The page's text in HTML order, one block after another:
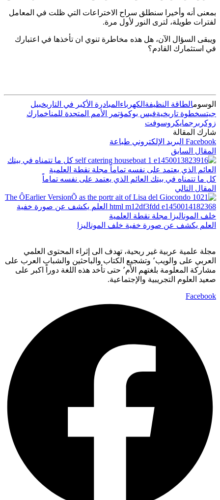
بمعنى أنه وأخيرا سنطلق سراح الاختراعات التي ظلت في المعامل
لفترات طويلة، لترى النور لأول مرة.
ويبقى السؤال الآن، هل هذه مخاطرة تنوي ان تأخذها في اعتبارك
في استثمارك القادم؟
الوسومالطاقة النظيفة الكهرباء المبادرة الأكبر في التاريخبيل
جيتسخطوة تاريخيةفيس بوكمؤتمر الأمم المتحدة للمناخمارك
زوكربرجمايكروسوفت
شارك المقالة
Facebook البريد الإلكتروني طباعة
المقال السابق
كل ما تتمناه في بيتك العائم الذي يعتمد على نفسه تماماً
المقال التالي
العلم يكشف عن صورة خفية خلف الموناليزا
مجلة علمية عربية غير ربحية، تهدف الى إثراء المحتوى العلمي
العربي على والويب٬ وتشجيع الكتاب والباحثين والشباب العرب على
مشاركة المعلومة بلغتهم الأم٬ حتى تأخد هذه اللغة دوراً اكبر على
صعيد العلوم التجريبية والإجتماعية.
Facebook